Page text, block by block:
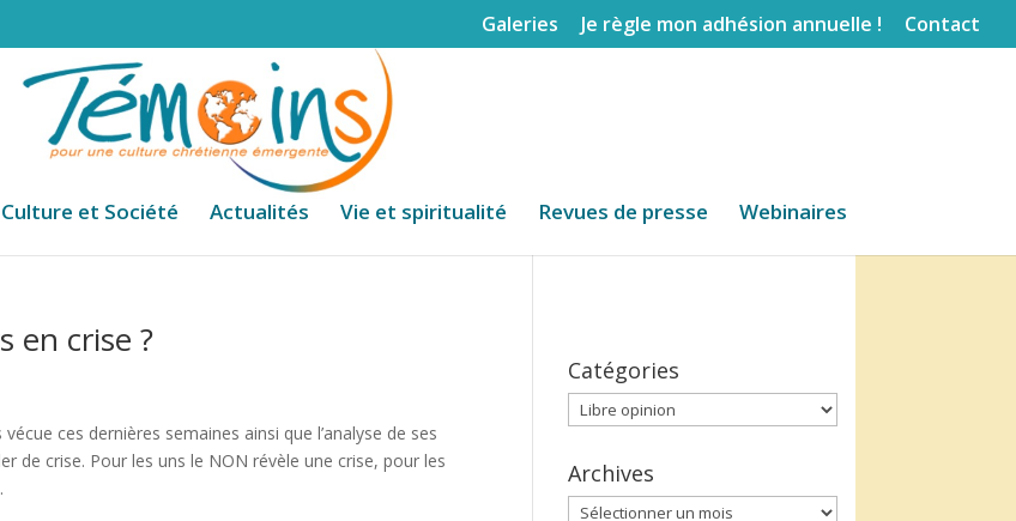
Galeries Je règle mon adhésion annuelle ! Contact
Culture et Société Actualités Vie et spiritualité Revues de presse Webinaires
en crise ?
ces dernières semaines ainsi que l’analyse de ses
de crise. Pour les uns le NON révèle une crise, pour les
Catégories
Catégories
Archives
Archives